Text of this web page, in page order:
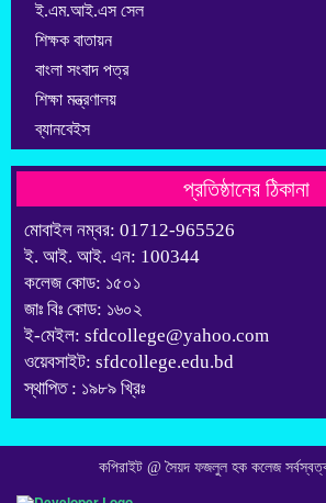
ই.এম.আই.এস সেল
শিক্ষক বাতায়ন
বাংলা সংবাদ পত্র
শিক্ষা মন্ত্রণালয়
ব্যানবেইস
প্রতিষ্ঠানের ঠিকানা
মোবাইল নম্বর: 01712-965526
ই. আই. আই. এন: 100344
কলেজ কোড: ১৫০১
জাঃ বিঃ কোড: ১৬০২
ই-মেইল: sfdcollege@yahoo.com
ওয়েবসাইট: sfdcollege.edu.bd
স্থাপিত : ১৯৮৯ খ্রিঃ
কপিরাইট @ সৈয়দ ফজলুল হক কলেজ